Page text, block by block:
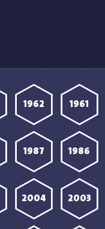
1961
1962
1986
1987
2003
2004